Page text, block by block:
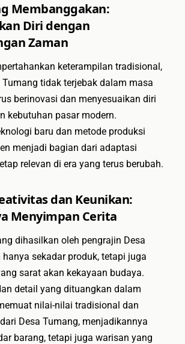
Membanggakan:
Diri dengan
Zaman
keterampilan tradisional,
Tumang tidak terjebak dalam masa
berinovasi dan menyesuaikan diri
kebutuhan pasar modern.
baru dan metode produksi
menjadi bagian dari adaptasi
relevan di era yang terus berubah.
dan Keunikan:
Menyimpan Cerita
dihasilkan oleh pengrajin Desa
sekadar produk, tetapi juga
sarat akan kekayaan budaya.
detail yang dituangkan dalam
nilai-nilai tradisional dan
Desa Tumang, menjadikannya
barang, tetapi juga warisan yang